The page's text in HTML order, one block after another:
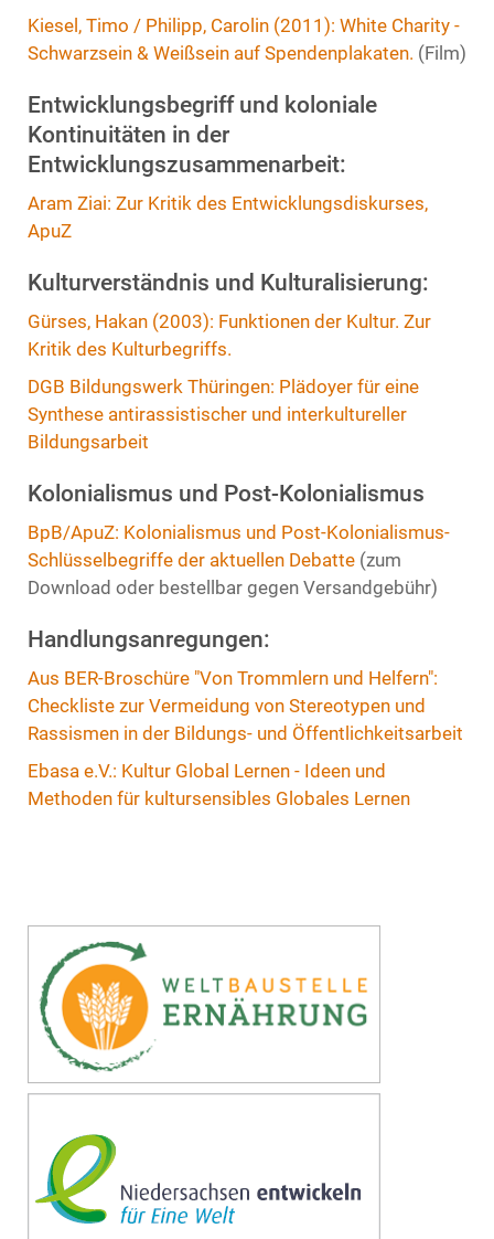
Kiesel, Timo / Philipp, Carolin (2011): White Charity -
Schwarzsein & Weißsein auf Spendenplakaten. (Film)
Entwicklungsbegriff und koloniale
Kontinuitäten in der
Entwicklungszusammenarbeit:
Aram Ziai: Zur Kritik des Entwicklungsdiskurses,
ApuZ
Kulturverständnis und Kulturalisierung:
Gürses, Hakan (2003): Funktionen der Kultur. Zur
Kritik des Kulturbegriffs.
DGB Bildungswerk Thüringen: Plädoyer für eine
Synthese antirassistischer und interkultureller
Bildungsarbeit
Kolonialismus und Post-Kolonialismus
BpB/ApuZ: Kolonialismus und Post-Kolonialismus-
Schlüsselbegriffe der aktuellen Debatte (zum
Download oder bestellbar gegen Versandgebühr)
Handlungsanregungen:
Aus BER-Broschüre "Von Trommlern und Helfern":
Checkliste zur Vermeidung von Stereotypen und
Rassismen in der Bildungs- und Öffentlichkeitsarbeit
Ebasa e.V.: Kultur Global Lernen - Ideen und
Methoden für kultursensibles Globales Lernen